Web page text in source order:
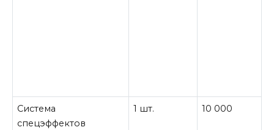
Система
спецэффектов
1 шт. 10 000